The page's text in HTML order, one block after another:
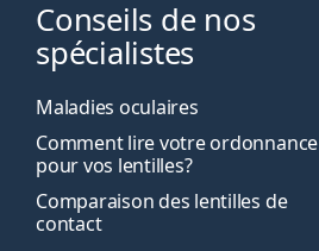
Conseils de nos
spécialistes
Maladies oculaires
Comment lire votre ordonnance
pour vos lentilles?
Comparaison des lentilles de
contact